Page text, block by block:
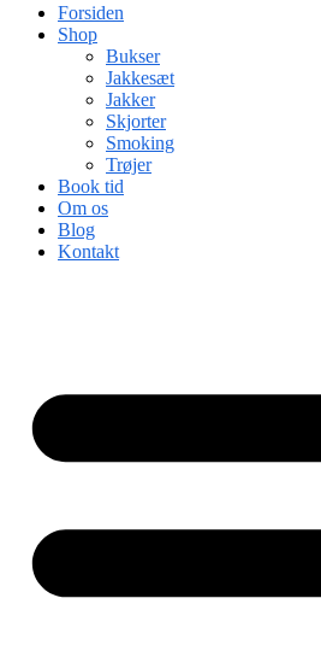
Forsiden
Shop
Bukser
Jakkesæt
Jakker
Skjorter
Smoking
Trøjer
Book tid
Om os
Blog
Kontakt